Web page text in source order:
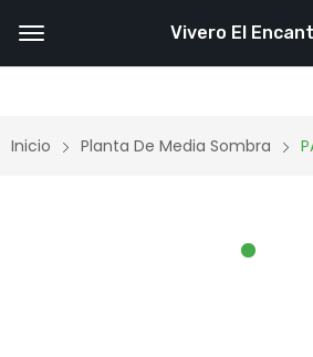
Inicio Planta De Media Sombra
Vivero El